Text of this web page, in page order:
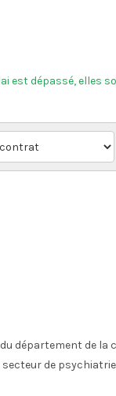
est dépassé, elles
département de la
de psychiatrie